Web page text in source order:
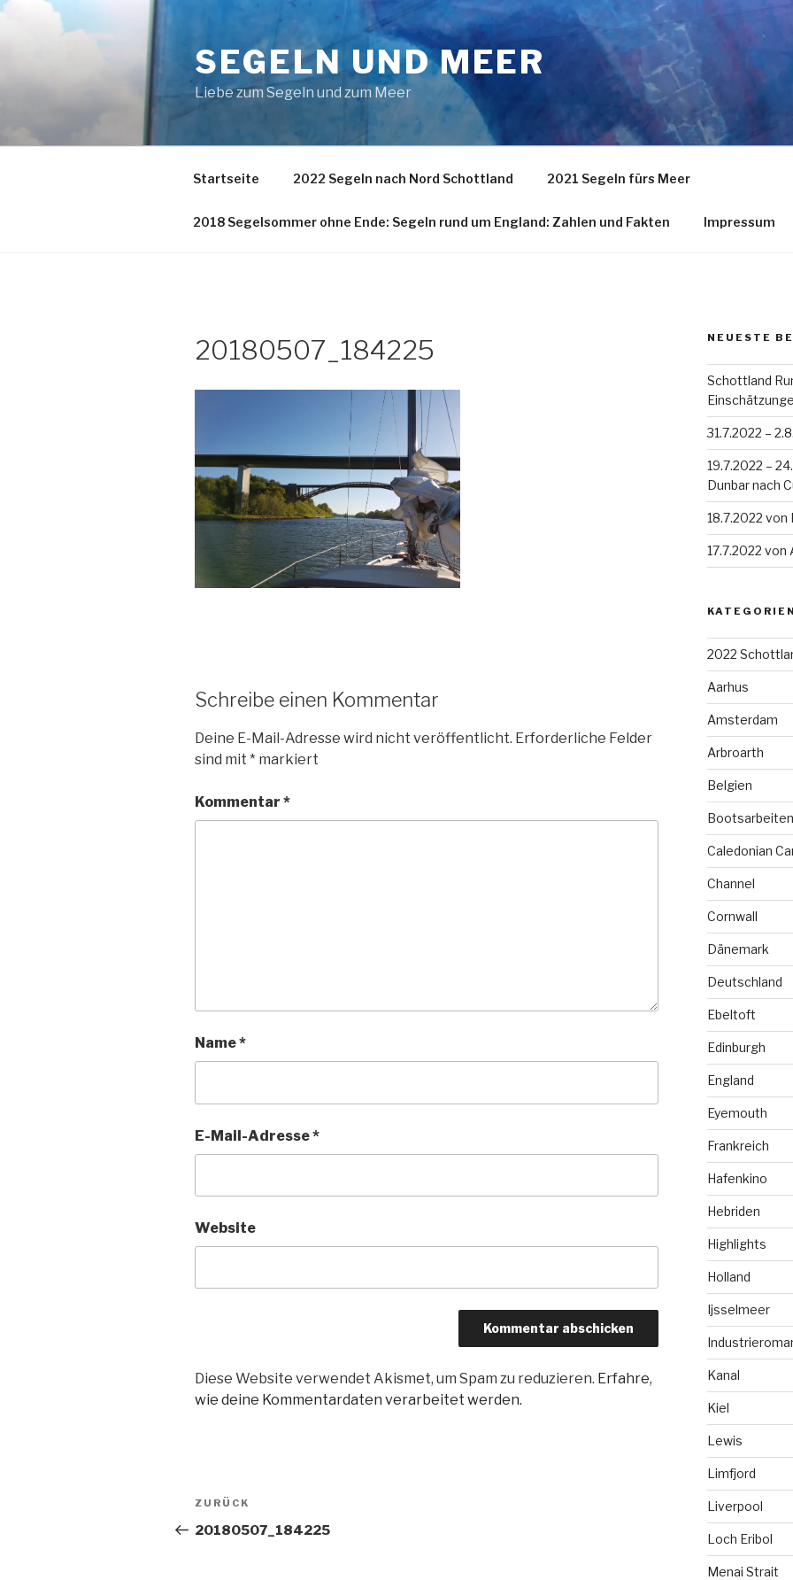
Zum
SEGELN UND MEER
Liebe zum Segeln und zum Meer
Startseite 2022 Segeln nach Nord Schottland 2021 Segeln fürs Meer
2018 Segelsommer ohne Ende: Segeln rund um England: Zahlen und Fakten Impressum
20180507_184225
Schreibe einen Kommentar
Deine E-Mail-Adresse wird nicht veröffentlicht. Erforderliche Felder
sind mit * markiert
Kommentar *
Name*
E-Mail-Adresse*
Website
Diese Website verwendet Akismet, um Spam zu reduzieren. Erfahre,
wie deine Kommentardaten verarbeitet werden.
Beitragsnavigation
Vorheriger
Beitrag
ZURÜCK
20180507_184225
NEUESTE
Schottland
31.7.2022 –
19.7.2022 –
Dunbar nach
18.7.2022 von
17.7.2022
2022
Aarhus
Amsterdam
Arbroarth
Belgien
Bootsarbeiten
Caledonian
Channel
Cornwall
Dänemark
Deutschland
Ebeltoft
Edinburgh
England
Eyemouth
Frankreich
Hafenkino
Hebriden
Highlights
Holland
Ijsselmeer
Kanal
Kiel
Lewis
Limfjord
Liverpool
Loch Eribol
Menai Strait